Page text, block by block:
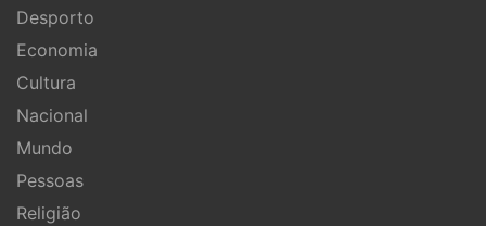
Desporto
Economia
Cultura
Nacional
Mundo
Pessoas
Religião